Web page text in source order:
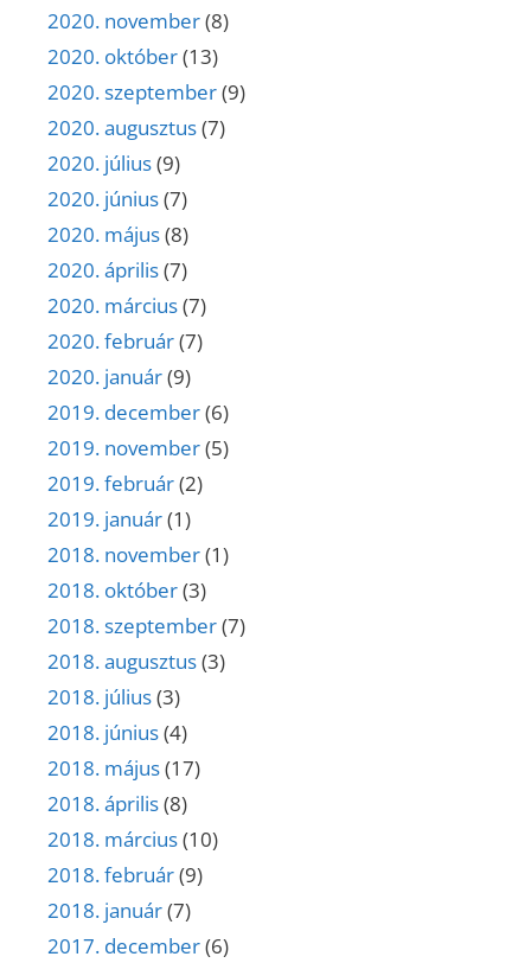
2020. november(8)
2020. október(13)
2020. szeptember(9)
2020. augusztus(7)
2020. július(9)
2020. június(7)
2020. május(8)
2020. április(7)
2020. március(7)
2020. február(7)
2020. január(9)
2019. december(6)
2019. november(5)
2019. február(2)
2019. január(1)
2018. november(1)
2018. október(3)
2018. szeptember(7)
2018. augusztus(3)
2018. július(3)
2018. június(4)
2018. május(17)
2018. április(8)
2018. március(10)
2018. február(9)
2018. január(7)
2017. december(6)